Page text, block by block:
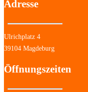
Adresse
Ulrichplatz 4
39104 Magdeburg
Öffnungszeiten